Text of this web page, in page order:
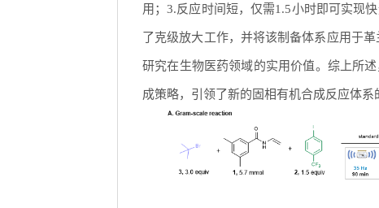
用；3.反应时间短，仅需1.5小时即可实现
了克级放大工作，并将该制备体系应用于
研究在生物医药领域的实用价值。综上所
成策略，引领了新的固相有机合成反应体系